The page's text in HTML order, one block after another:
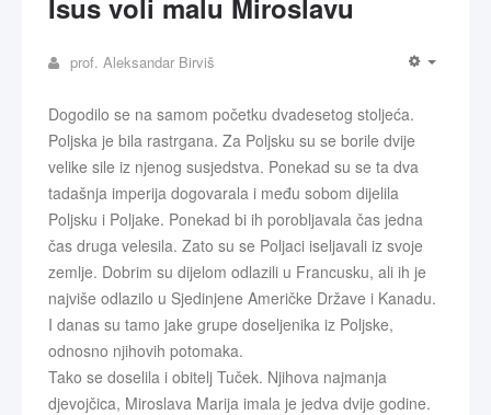
Isus voli malu Miroslavu
prof. Aleksandar Birviš
Dogodilo se na samom početku dvadesetog stoljeća.
Poljska je bila rastrgana. Za Poljsku su se borile dvije
velike sile iz njenog susjedstva. Ponekad su se ta dva
tadašnja imperija dogovarala i među sobom dijelila
Poljsku i Poljake. Ponekad bi ih porobljavala čas jedna
čas druga velesila. Zato su se Poljaci iseljavali iz svoje
zemlje. Dobrim su dijelom odlazili u Francusku, ali ih je
najviše odlazilo u Sjedinjene Američke Države i Kanadu.
I danas su tamo jake grupe doseljenika iz Poljske,
odnosno njihovih potomaka.
Tako se doselila i obitelj Tuček. Njihova najmanja
djevojčica, Miroslava Marija imala je jedva dvije godine.